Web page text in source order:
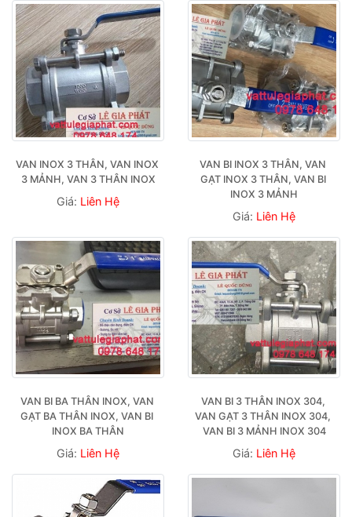
VAN INOX 3 THÂN, VAN INOX
3 MẢNH, VAN 3 THÂN INOX
Giá: Liên Hệ
VAN BI INOX 3 THÂN, VAN
GẠT INOX 3 THÂN, VAN BI
INOX 3 MẢNH
Giá: Liên Hệ
VAN BI BA THÂN INOX, VAN
GẠT BA THÂN INOX, VAN BI
INOX BA THÂN
Giá: Liên Hệ
VAN BI 3 THÂN INOX 304,
VAN GẠT 3 THÂN INOX 304,
VAN BI 3 MẢNH INOX 304
Giá: Liên Hệ